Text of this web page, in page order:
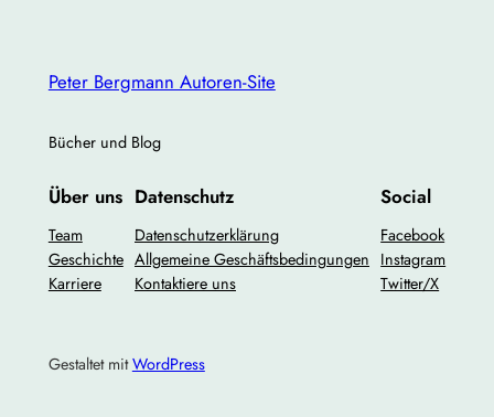
Peter Bergmann Autoren-Site
Bücher und Blog
Über uns
Team
Geschichte
Karriere
Datenschutz
Datenschutzerklärung
Allgemeine Geschäftsbedingungen
Kontaktiere uns
Social
Facebook
Instagram
Twitter/X
Gestaltet mitWordPress